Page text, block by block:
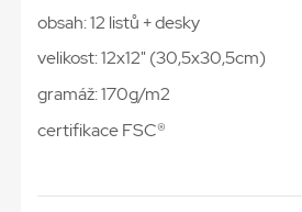
obsah: 12 listů + desky
velikost: 12x12" (30,5x30,5cm)
gramáž: 170g/m2
certifikace FSC®